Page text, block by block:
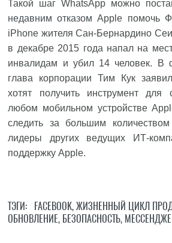
Такой шаг WhatsApp можно
недавним отказом Apple помочь
iPhone жителя Сан-Бернардино
в декабре 2015 года напал на
инвалидам и убил 14 человек. В
глава корпорации Тим Кук
хотят получить инструмент
любом мобильном устройстве
следить за большим
лидеры других ведущих ИТ-
поддержку Apple.
ТЭГИ: FACEBOOK,ЖИЗНЕННЫЙ ЦИКЛ
ОБНОВЛЕНИЕ, БЕЗОПАСНОСТЬ,